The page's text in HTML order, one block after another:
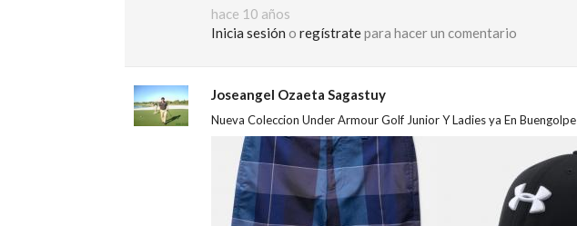
hace 10 años
Inicia sesión oregístratepara hacer un comentario
Joseangel Ozaeta Sagastuy
Nueva Coleccion Under Armour Golf Junior Y Ladies ya En Buengolpe